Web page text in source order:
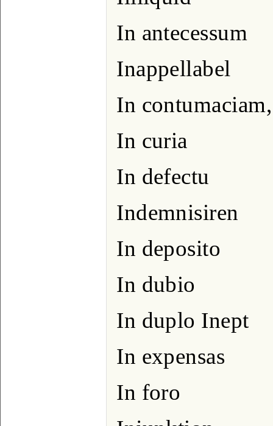
In antecessum
Inappellabel
In
In curia
In defectu
Indemnisiren
In deposito
In dubio
In duplo Inept
In expensas
In foro